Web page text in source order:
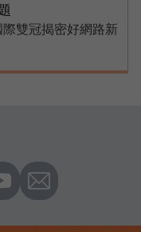
雙冠揭密好網路新